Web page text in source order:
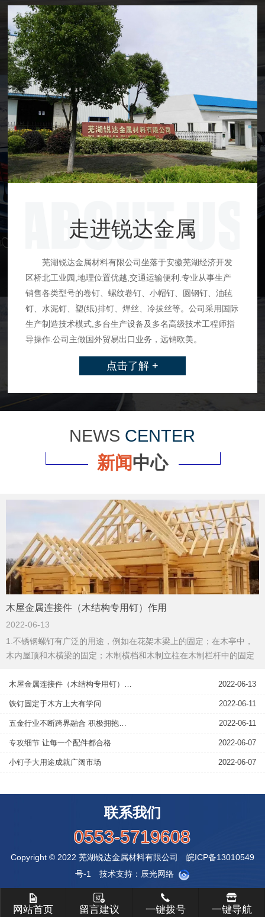
网站首页 留言建议 一键拨号 一键导航
生产设备
走进锐达金属
芜湖锐达金属材料有限公司坐落于安徽芜湖经济开发
区桥北工业园,地理位置优越,交通运输便利.专业从事生产
销售各类型号的卷钉、螺纹卷钉、小帽钉、圆钢钉、油毡
钉、水泥钉、塑(纸)排钉、焊丝、冷拔丝等。公司采用国际
生产制造技术模式,多台生产设备及多名高级技术工程师指
导操作.公司主做国外贸易出口业务，远销欧美。
点击了解 +
NEWS CENTER
新闻中心
木屋金属连接件（木结构专用钉）作用
2022-06-13
1.不锈钢螺钉有广泛的用途，例如在花架木梁上的固定；在木亭中，
木内屋顶和木横梁的固定；木制横档和木制立柱在木制栏杆中的固定
3.镀锌膨胀螺栓通常用...
木屋金属连接件（木结构专用钉）作用 2022-06-13
铁钉固定于木方上大有学问 2022-06-11
五金行业不断跨界融合 积极拥抱新媒体时代 2022-06-11
专攻细节 让每一个配件都合格 2022-06-07
小钉子大用途成就广阔市场 2022-06-07
联系我们
0553-5719608
Copyright © 2022 芜湖锐达金属材料有限公司 皖ICP备13010549
号-1 技术支持： 辰光网络